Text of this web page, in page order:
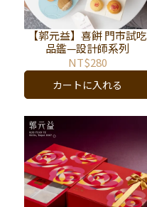
【郭元益】喜餅 門市試吃
品鑑—設計師系列
NT$280
カートに入れる